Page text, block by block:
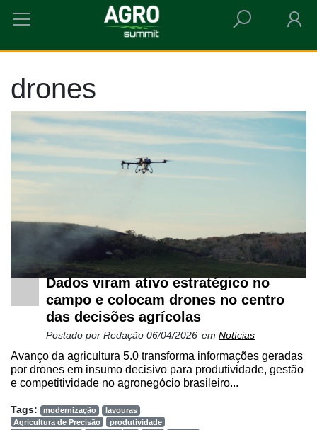
HOME DRONES
drones
Dados viram ativo estratégico no
campo e colocam drones no centro
das decisões agrícolas
Postado por Redação 06/04/2026 em Notícias
Avanço da agricultura 5.0 transforma informações geradas
por drones em insumo decisivo para produtividade, gestão
e competitividade no agronegócio brasileiro...
Tags: modernização
lavouras
Agricultura de Precisão
produtividade